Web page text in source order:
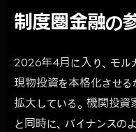
制度圏金融の
2026年4月に入り、モル
現物投資を本格化させる
拡大している。機関投資
と同時に、バイナンスの